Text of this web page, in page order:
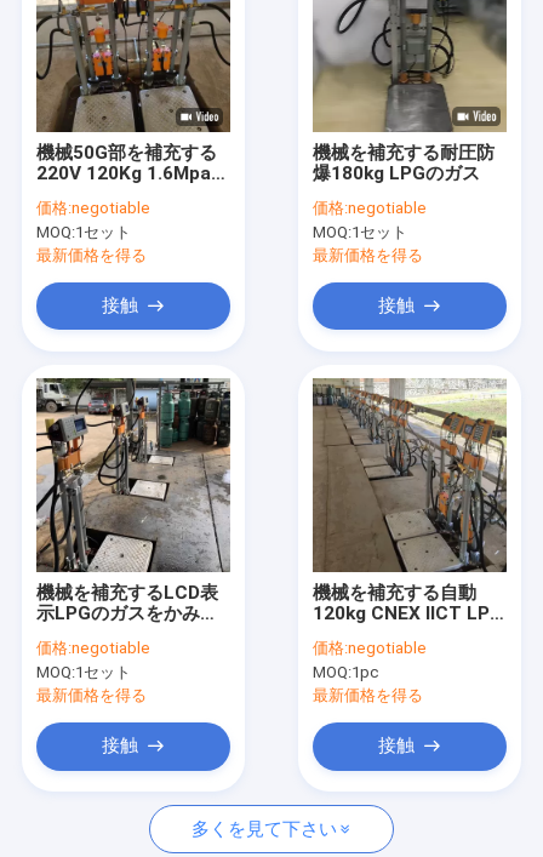
プロダクト
私達について
工場旅行
品質管理
引用を要求しなさい
LPGシリンダー追跡
シリンダー能力別クラス編成制度
機械50G部を補充する
220V 120Kg 1.6Mpa
価格:negotiable
MOQ:1セット
最新価格を得る
接触
機械を補充する耐圧防
爆180kg LPGのガス
価格:negotiable
MOQ:1セット
最新価格を得る
接触
機械を補充するLCD表
示LPGのガスをかみ合
価格:negotiable
MOQ:1セット
最新価格を得る
接触
機械を補充する自動
120kg CNEX IICT LPG
価格:negotiable
MOQ:1pc
最新価格を得る
接触
多くを見て下さい